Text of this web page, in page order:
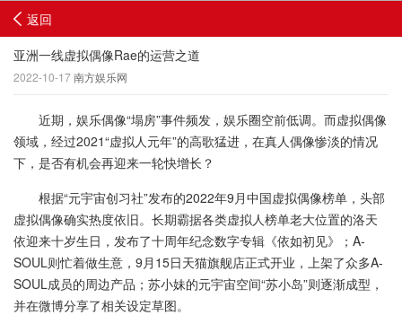
返回
亚洲一线虚拟偶像Rae的运营之道
2022-10-17南方娱乐网
近期，娱乐偶像“塌房”事件频发，娱乐圈空前低调。而虚拟偶像
领域，经过2021“虚拟人元年”的高歌猛进，在真人偶像惨淡的情况
下，是否有机会再迎来一轮快增长？
根据“元宇宙创习社”发布的2022年9月中国虚拟偶像榜单，头部
虚拟偶像确实热度依旧。长期霸据各类虚拟人榜单老大位置的洛天
依迎来十岁生日，发布了十周年纪念数字专辑《依如初见》；A-
SOUL则忙着做生意，9月15日天猫旗舰店正式开业，上架了众多A-
SOUL成员的周边产品；苏小妹的元宇宙空间“苏小岛”则逐渐成型，
并在微博分享了相关设定草图。